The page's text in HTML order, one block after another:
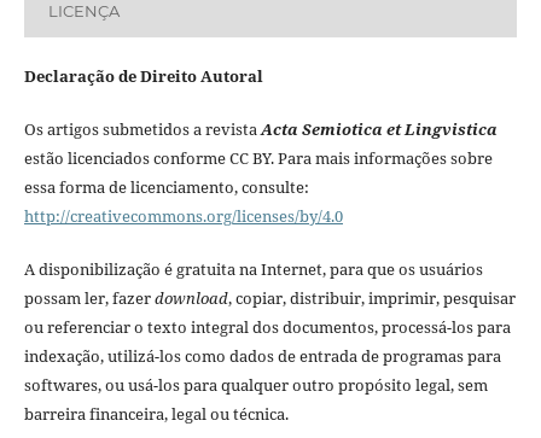
LICENÇA
Declaração de Direito Autoral
Os artigos submetidos a revistaActa Semiotica et Lingvistica
estão licenciados conforme CC BY. Para mais informações sobre
essa forma de licenciamento, consulte:
http://creativecommons.org/licenses/by/4.0
A disponibilização é gratuita na Internet, para que os usuários
possam ler, fazerdownload, copiar, distribuir, imprimir, pesquisar
ou referenciar o texto integral dos documentos, processá-los para
indexação, utilizá-los como dados de entrada de programas para
softwares, ou usá-los para qualquer outro propósito legal, sem
barreira financeira, legal ou técnica.